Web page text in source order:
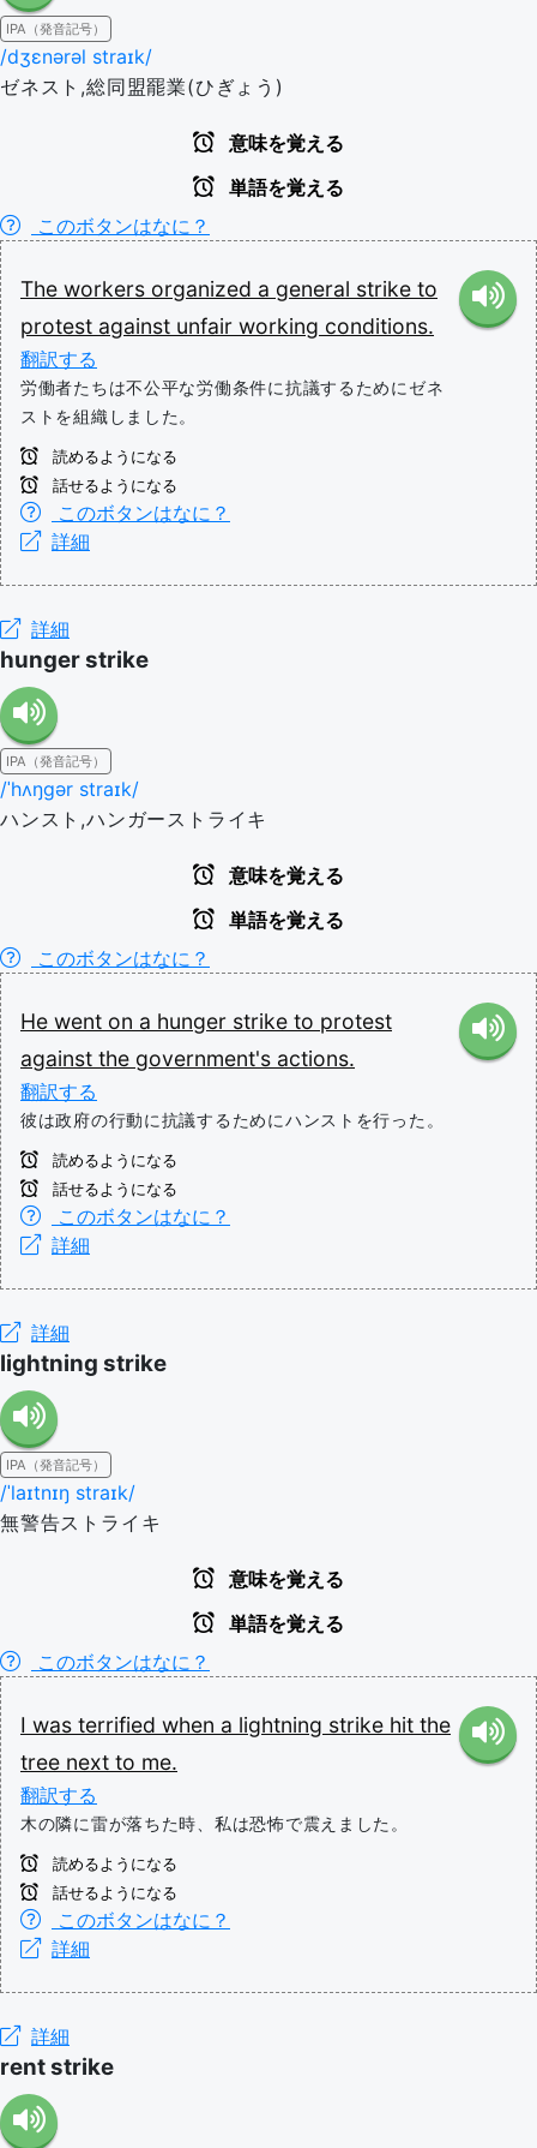
IPA（発音記号）
/dʒɛnərəl straɪk/
ゼネスト,総同盟罷業(ひぎょう)
意味を覚える
単語を覚える
このボタンはなに？
The workers organized a general strike to
protest against unfair working conditions.
翻訳する
労働者たちは不公平な労働条件に抗議するためにゼネ
ストを組織しました。
読めるようになる
話せるようになる
このボタンはなに？
詳細
詳細
hunger strike
IPA（発音記号）
/ˈhʌŋɡər straɪk/
ハンスト,ハンガーストライキ
意味を覚える
単語を覚える
このボタンはなに？
He went on a hunger strike to protest
against the government's actions.
翻訳する
彼は政府の行動に抗議するためにハンストを行った。
読めるようになる
話せるようになる
このボタンはなに？
詳細
詳細
lightning strike
IPA（発音記号）
/ˈlaɪtnɪŋ straɪk/
無警告ストライキ
意味を覚える
単語を覚える
このボタンはなに？
I was terrified when a lightning strike hit the
tree next to me.
翻訳する
木の隣に雷が落ちた時、私は恐怖で震えました。
読めるようになる
話せるようになる
このボタンはなに？
詳細
詳細
rent strike